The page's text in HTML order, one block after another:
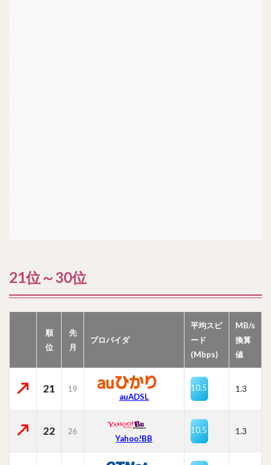
21位～30位
順
位
先
月
プロバイダ
平均スピ
ード
(Mbps)
MB/s
換算
値
21
19
auADSL
10.5 1.3
22 26
Yahoo!BB
10.5 1.3